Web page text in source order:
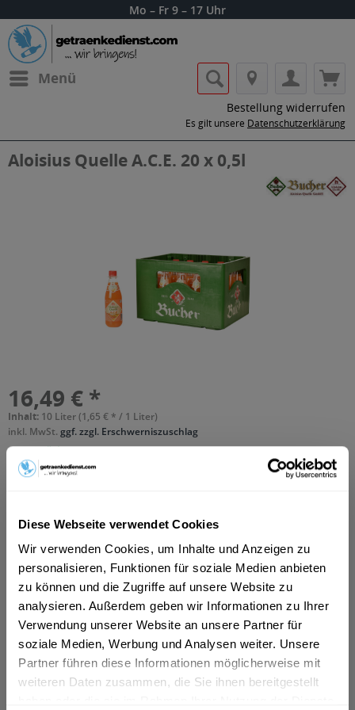
Diese Webseite verwendet Cookies
Wir verwenden Cookies, um Inhalte und Anzeigen zu
personalisieren, Funktionen für soziale Medien anbieten
zu können und die Zugriffe auf unsere Website zu
analysieren. Außerdem geben wir Informationen zu Ihrer
Verwendung unserer Website an unsere Partner für
soziale Medien, Werbung und Analysen weiter. Unsere
Partner führen diese Informationen möglicherweise mit
weiteren Daten zusammen, die Sie ihnen bereitgestellt
Mo – Fr 9 – 17 Uhr
Menü
Bestellung widerrufen
Es gilt unsere Datenschutzerklärung
Aloisius Quelle A.C.E. 20 x 0,5l
16,49 € *
Inhalt: 10 Liter (1,65 € * / 1 Liter)
inkl. MwSt. ggf. zzgl. Erschwerniszuschlag
Vorrätig
MEHRWEG
In denWarenkorb
Hinzugefügt
Artikel-Nr.:
Beschreibung
"Kalorienarmes Orangen-Karotten-Zitronen-
Vitamingetränk. Sie erhalten Aloisius Quelle A.C.E als...
mehr